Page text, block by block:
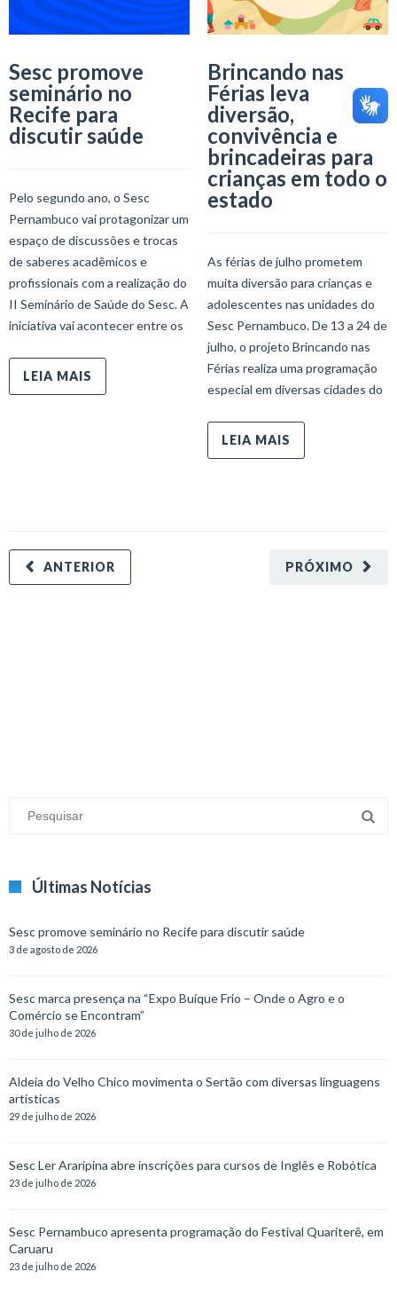
Sesc promove
seminário no
Recife para
discutir saúde
Pelo segundo ano, o Sesc
Pernambuco vai protagonizar um
espaço de discussões e trocas
de saberes acadêmicos e
profissionais com a realização do
II Seminário de Saúde do Sesc. A
iniciativa vai acontecer entre os
LEIA MAIS
Brincando nas
Férias leva
diversão,
convivência e
brincadeiras para
crianças em todo o
estado
As férias de julho prometem
muita diversão para crianças e
adolescentes nas unidades do
Sesc Pernambuco. De 13 a 24 de
julho, o projeto Brincando nas
Férias realiza uma programação
especial em diversas cidades do
LEIA MAIS
PRÓXIMO
ANTERIOR
Últimas Notícias
Sesc promove seminário no Recife para discutir saúde
3 de agosto de 2026
Sesc marca presença na “Expo Buíque Frio – Onde o Agro e o
Comércio se Encontram”
30 de julho de 2026
Aldeia do Velho Chico movimenta o Sertão com diversas linguagens
artísticas
29 de julho de 2026
Sesc Ler Araripina abre inscrições para cursos de Inglês e Robótica
23 de julho de 2026
Sesc Pernambuco apresenta programação do Festival Quariterê, em
Caruaru
23 de julho de 2026